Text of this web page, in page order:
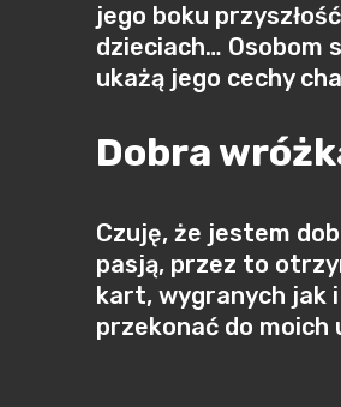
jego boku
dzieciach… Osobom
ukażą jego cechy
Dobra
Czuję, że jestem
pasją, przez to
kart, wygranych jak i
przekonać do